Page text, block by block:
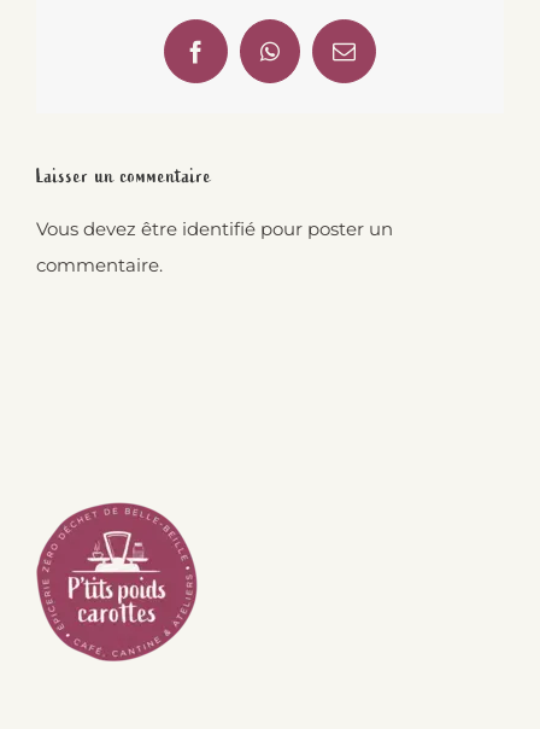
FacebookWhatsAppEmail
Laisser un commentaire
Vous devez être identifié pour poster un
commentaire.